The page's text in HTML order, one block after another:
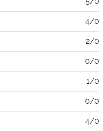
4/0
2/0
0/0
1/0
0/0
4/0